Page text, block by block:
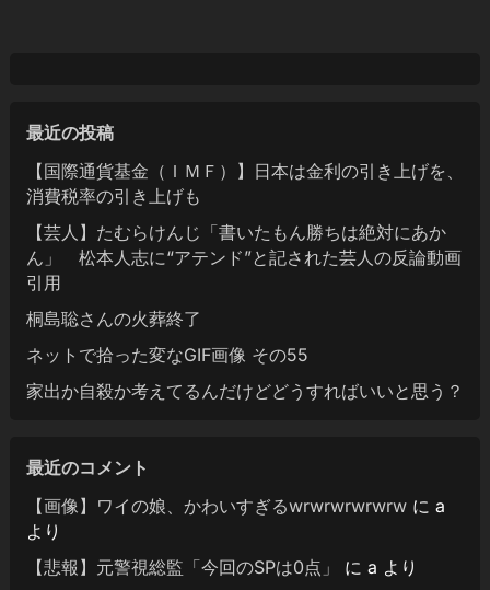
最近の投稿
【国際通貨基金（ＩＭＦ）】日本は金利の引き上げを、
消費税率の引き上げも
【芸人】たむらけんじ「書いたもん勝ちは絶対にあか
ん」 松本人志に“アテンド”と記された芸人の反論動画
引用
桐島聡さんの火葬終了
ネットで拾った変なGIF画像 その55
家出か自殺か考えてるんだけどどうすればいいと思う？
最近のコメント
【画像】ワイの娘、かわいすぎるwrwrwrwrwrwに a
より
【悲報】元警視総監「今回のSPは0点」
に a より